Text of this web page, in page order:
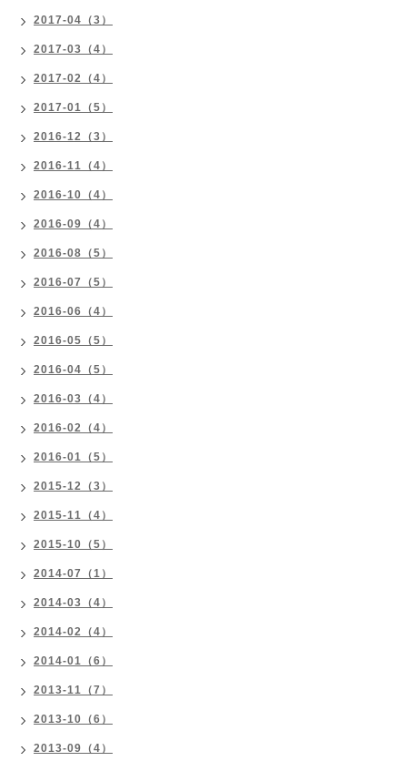
2017-04（3）
2017-03（4）
2017-02（4）
2017-01（5）
2016-12（3）
2016-11（4）
2016-10（4）
2016-09（4）
2016-08（5）
2016-07（5）
2016-06（4）
2016-05（5）
2016-04（5）
2016-03（4）
2016-02（4）
2016-01（5）
2015-12（3）
2015-11（4）
2015-10（5）
2014-07（1）
2014-03（4）
2014-02（4）
2014-01（6）
2013-11（7）
2013-10（6）
2013-09（4）